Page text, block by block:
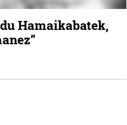
Hamaikabatek,